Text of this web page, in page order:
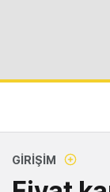
GIRIŞIM